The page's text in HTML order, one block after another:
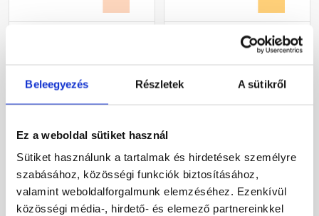
Beleegyezés Részletek A sütikről
Ez a weboldal sütiket használ
Sütiket használunk a tartalmak és hirdetések személyre
szabásához, közösségi funkciók biztosításához,
valamint weboldalforgalmunk elemzéséhez. Ezenkívül
közösségi média-, hirdető- és elemező partnereinkkel
mm 11-E 25 kg
Gyártói készleten
30 660 Ft/ db
Megnézem
Thermomaster akril
mm 01-C 25 kg
Gyártói készleten
Megnézem